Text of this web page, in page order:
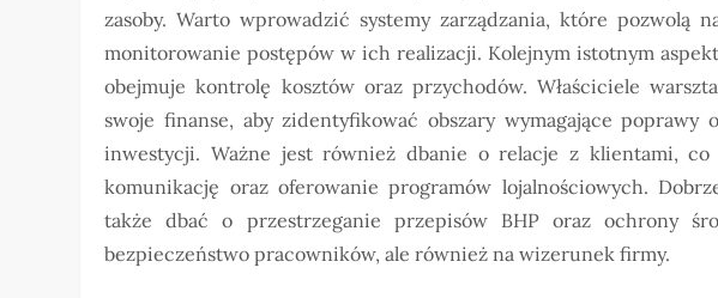
zasoby. Warto wprowadzić systemy zarządzania, które pozwolą
monitorowanie postępów w ich realizacji. Kolejnym istotnym
obejmuje kontrolę kosztów oraz przychodów. Właściciele
swoje finanse, aby zidentyfikować obszary wymagające poprawy
inwestycji. Ważne jest również dbanie o relacje z klientami, co
komunikację oraz oferowanie programów lojalnościowych.
także dbać o przestrzeganie przepisów BHP oraz ochrony
bezpieczeństwo pracowników, ale również na wizerunek firmy.